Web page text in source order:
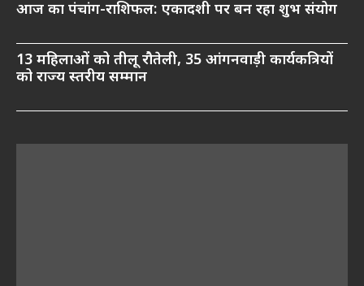
आज का पंचांग-राशिफल: एकादशी पर बन रहा शुभ संयोग
13 महिलाओं को तीलू रौतेली, 35 आंगनवाड़ी कार्यकत्रियों
को राज्य स्तरीय सम्मान